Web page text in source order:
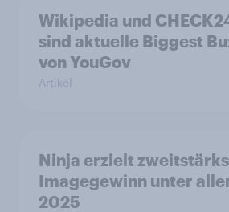
Wikipedia und
sind aktuelle Biggest
von YouGov
Artikel
Ninja erzielt
Imagegewinn unter
2025